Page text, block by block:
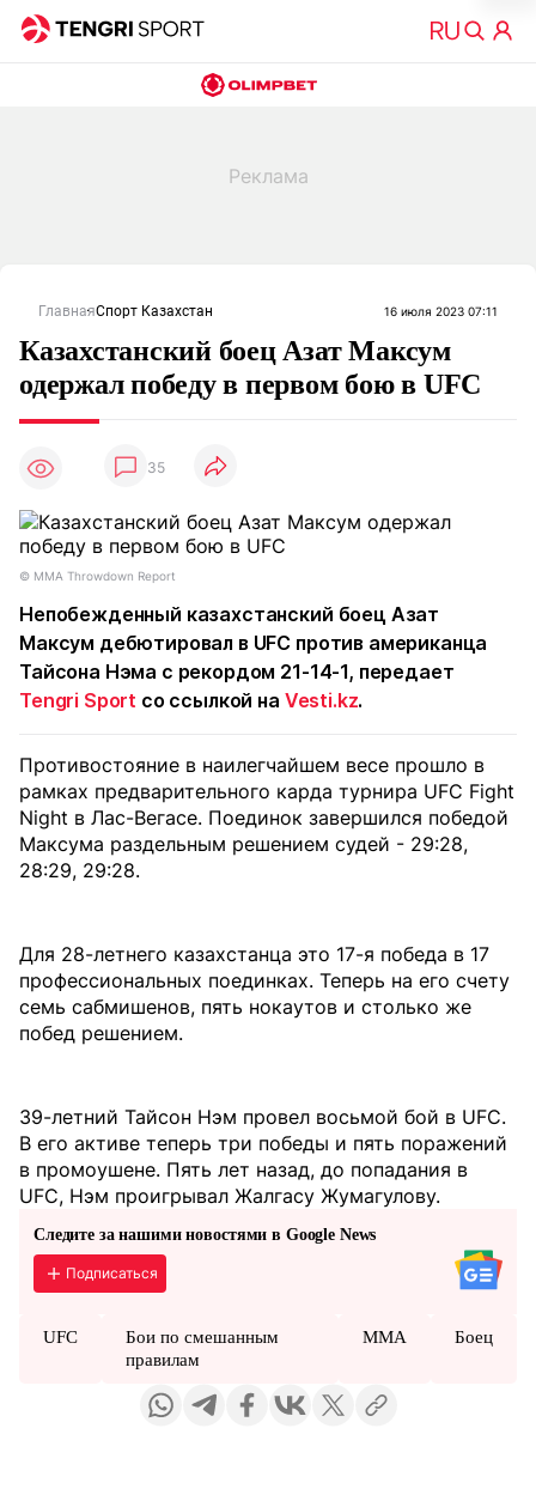
ГлавнаяСпорт Казахстан 16 июля 2023 07:11
Казахстанский боец Азат Максум
одержал победу в первом бою в UFC
35
© MMA Throwdown Report
Непобежденный казахстанский боец Азат
Максум дебютировал в UFC против американца
Тайсона Нэма с рекордом 21-14-1, передает
Tengri Sport со ссылкой на Vesti.kz.
Противостояние в наилегчайшем весе прошло в
рамках предварительного карда турнира UFC Fight
Night в Лас-Вегасе. Поединок завершился победой
Максума раздельным решением судей - 29:28,
28:29, 29:28.
Для 28-летнего казахстанца это 17-я победа в 17
профессиональных поединках. Теперь на его счету
семь сабмишенов, пять нокаутов и столько же
побед решением.
39-летний Тайсон Нэм провел восьмой бой в UFC.
В его активе теперь три победы и пять поражений
в промоушене. Пять лет назад, до попадания в
UFC, Нэм проигрывал Жалгасу Жумагулову.
Следите за нашими новостями в Google News
Подписаться
UFC
Бои по смешанным
правилам
ММА Боец